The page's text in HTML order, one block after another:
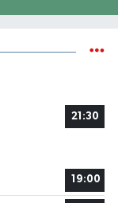
21:30
19:00